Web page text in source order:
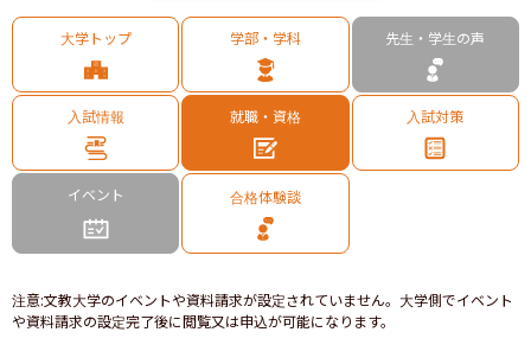
大学トップ 学部・学科 先生・学生の声
入試情報 就職・資格 入試対策
イベント 合格体験談
注意:文教大学のイベントや資料請求が設定されていません。大学側でイベント
や資料請求の設定完了後に閲覧又は申込が可能になります。